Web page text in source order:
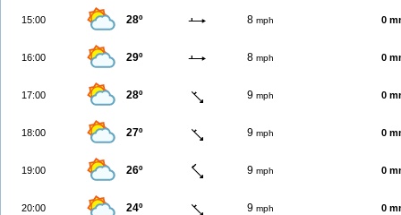
15:00 28º 8 mph 0
16:00 29º 8 mph 0
17:00 28º 9 mph 0
18:00 27º 9 mph 0
19:00 26º 9 mph 0
20:00 24º 9 mph 0